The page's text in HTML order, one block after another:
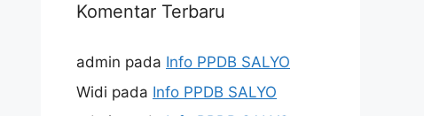
Komentar Terbaru
admin pada Info PPDB SALYO
Widi pada Info PPDB SALYO